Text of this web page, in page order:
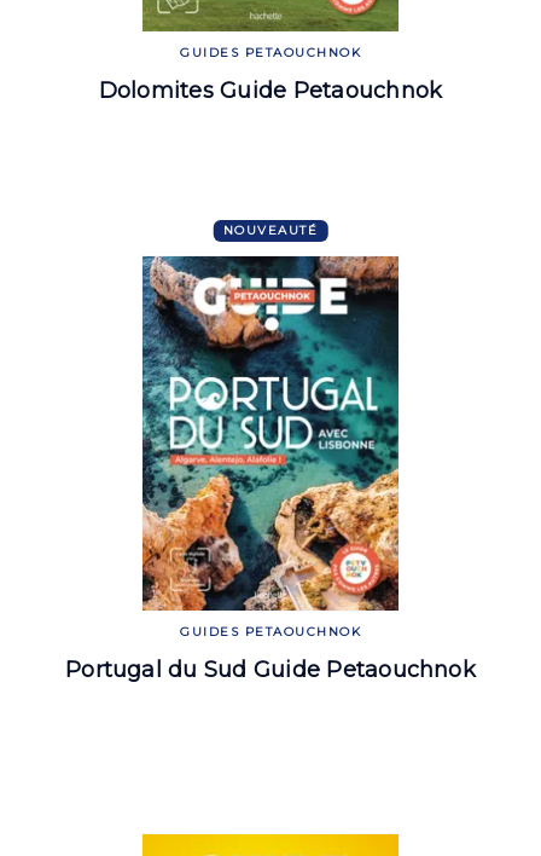
GUIDES PETAOUCHNOK
Dolomites Guide Petaouchnok
NOUVEAUTÉ
GUIDES PETAOUCHNOK
Portugal du Sud Guide Petaouchnok